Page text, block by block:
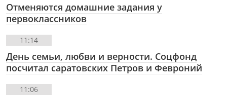
Отменяются домашние задания у
первоклассников
11:14
День семьи, любви и верности. Соцфонд
посчитал саратовских Петров и Февроний
11:06